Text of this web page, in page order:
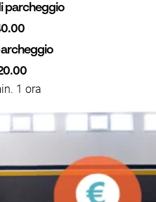
parcheggio
1 ora